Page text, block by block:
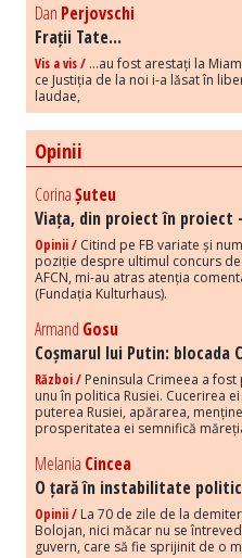
Dan Perjovschi
Frații Tate...
Vis a vis / ...au fost arestați la
ce Justiția de la noi i-a lăsat în
laudae,
Opinii
CorinaȘuteu
Viața, din proiect în proiect
Opinii / Citind pe FB variate și
poziție despre ultimul concurs
AFCN, mi-au atras atenția
(Fundația Kulturhaus).
Armand Gosu
Coșmarul lui Putin: blocada
Război / Peninsula Crimeea a
unu în politica Rusiei. Cucerirea
puterea Rusiei, apărarea,
prosperitatea ei semnifică
Melania Cincea
O țară în instabilitate
Opinii / La 70 de zile de la
Bolojan, nici măcar nu se
guvern, care să fie sprijinit de o